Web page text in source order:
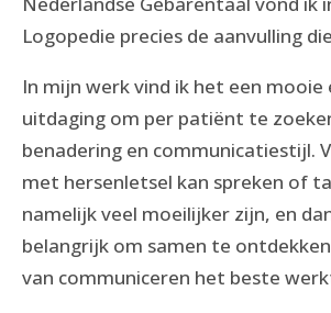
Logopedie precies de aanvulling
In mijn werk vind ik het een mooie
uitdaging om per patiënt te
benadering en communicatiestijl.
met hersenletsel kan spreken of
namelijk veel moeilijker zijn, en
belangrijk om samen te
van communiceren het beste